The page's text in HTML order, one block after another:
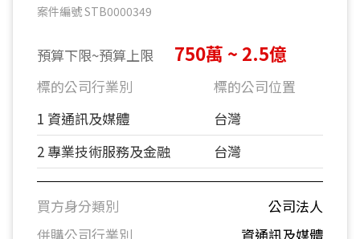
案件編號 STB0000349
預算下限~預算上限 750萬 ~ 2.5億
標的公司行業別
標的公司位置
1 資通訊及媒體
台灣
2 專業技術服務及金融
台灣
買方身分類別
公司法人
併購公司行業別
資通訊及媒體